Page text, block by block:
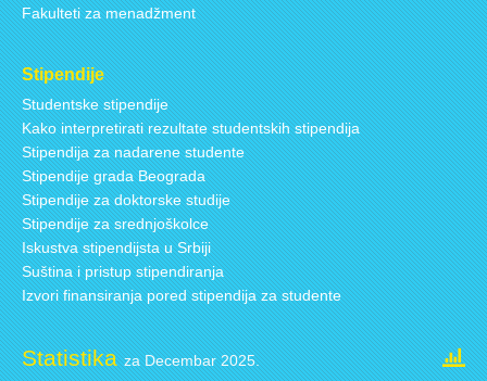
Fakulteti za menadžment
Stipendije
Studentske stipendije
Kako interpretirati rezultate studentskih stipendija
Stipendija za nadarene studente
Stipendije grada Beograda
Stipendije za doktorske studije
Stipendije za srednjoškolce
Iskustva stipendijsta u Srbiji
Suština i pristup stipendiranja
Izvori finansiranja pored stipendija za studente
Statistikaza Decembar 2025.